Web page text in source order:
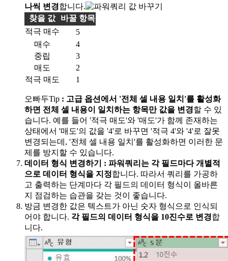
나씩 변경합니다.
찾을 값
바꿀 항목
적극 매수
5
매수
4
중립
3
매도
2
적극 매도
1
오빠두Tip : 고급 옵션에서 '전체 셀 내용 일치'를 활성화
하면 전체 셀 내용이 일치하는 항목만 값을 변경할 수 있
습니다. 예를 들어 '적극 매도'와 '매도'가 함께 존재하는
상태에서 '매도'의 값을 '4'로 바꾸면 '적극 4'와 '4'로 잘못
변경되는데, '전체 셀 내용 일치'를 활성화하면 이러한 문
제를 방지할 수 있습니다.
데이터 형식 변경하기
: 파워쿼리는 각 필드마다 개별적
으로 데이터 형식을 지정합니다. 따라서 쿼리를 가공하
고 출력하는 단계마다 각 필드의 데이터 형식이 올바른
지 점검하는 습관을 갖는 것이 좋습니다.
방금 변경한 값은 텍스트가 아닌 숫자 형식으로 인식되
어야 합니다. 각 필드의 데이터 형식을 10진수로 변경합
니다.